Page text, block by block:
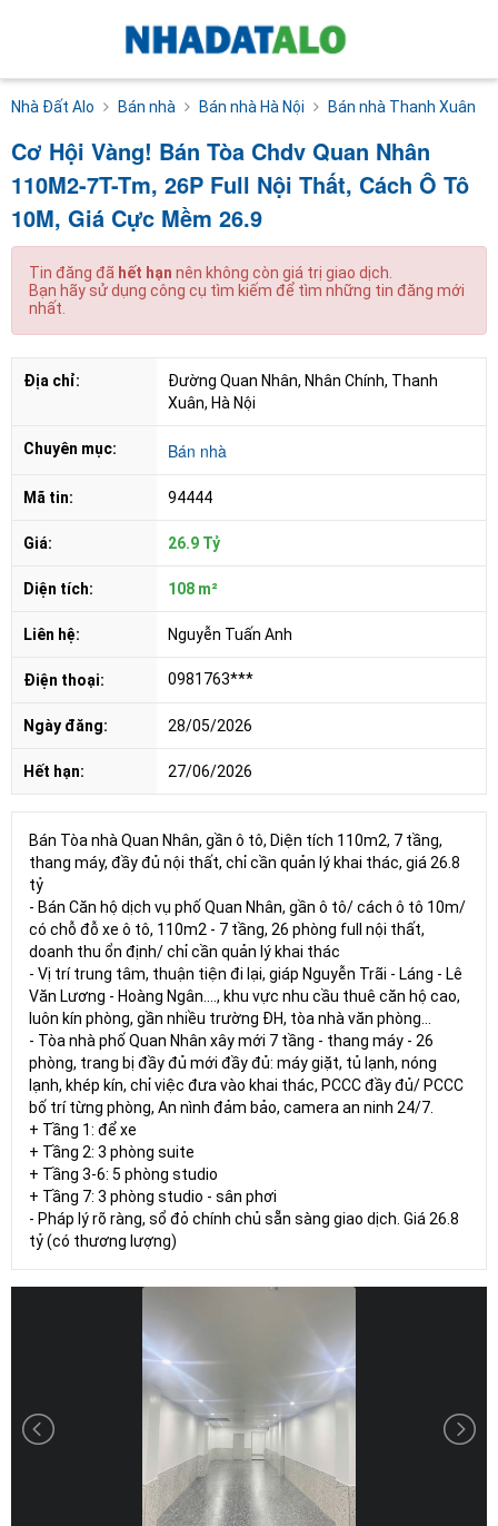
Nhà Đất Alo Bán nhà Bán nhà Hà Nội Bán nhà Thanh Xuân
Cơ Hội Vàng! Bán Tòa Chdv Quan Nhân
110M2-7T-Tm, 26P Full Nội Thất, Cách Ô Tô
10M, Giá Cực Mềm 26.9
Tin đăng đã hết hạn nên không còn giá trị giao dịch.
Bạn hãy sử dụng công cụ tìm kiếm để tìm những tin đăng mới
nhất.
Địa chỉ:
Đường Quan Nhân, Nhân Chính, Thanh
Xuân, Hà Nội
Chuyên mục: Bán nhà
Mã tin: 94444
Giá: 26.9 Tỷ
Diện tích: 108 m²
Liên hệ: Nguyễn Tuấn Anh
Điện thoại: 0981763***
Ngày đăng: 28/05/2026
Hết hạn: 27/06/2026
Bán Tòa nhà Quan Nhân, gần ô tô, Diện tích 110m2, 7 tầng,
thang máy, đầy đủ nội thất, chỉ cần quản lý khai thác, giá 26.8
tỷ
- Bán Căn hộ dịch vụ phố Quan Nhân, gần ô tô/ cách ô tô 10m/
có chỗ đỗ xe ô tô, 110m2 - 7 tầng, 26 phòng full nội thất,
doanh thu ổn định/ chỉ cần quản lý khai thác
- Vị trí trung tâm, thuận tiện đi lại, giáp Nguyễn Trãi - Láng - Lê
Văn Lương - Hoàng Ngân...., khu vực nhu cầu thuê căn hộ cao,
luôn kín phòng, gần nhiều trường ĐH, tòa nhà văn phòng...
- Tòa nhà phố Quan Nhân xây mới 7 tầng - thang máy - 26
phòng, trang bị đầy đủ mới đầy đủ: máy giặt, tủ lạnh, nóng
lạnh, khép kín, chỉ việc đưa vào khai thác, PCCC đầy đủ/ PCCC
bố trí từng phòng, An nình đảm bảo, camera an ninh 24/7.
+ Tầng 1: để xe
+ Tầng 2: 3 phòng suite
+ Tầng 3-6: 5 phòng studio
+ Tầng 7: 3 phòng studio - sân phơi
- Pháp lý rõ ràng, sổ đỏ chính chủ sẵn sàng giao dịch. Giá 26.8
tỷ (có thương lượng)